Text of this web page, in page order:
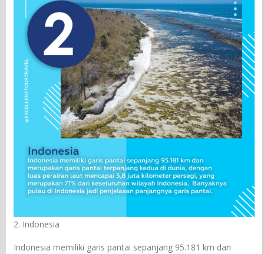
2. Indonesia
Indonesia memiliki garis pantai sepanjang 95.181 km dan